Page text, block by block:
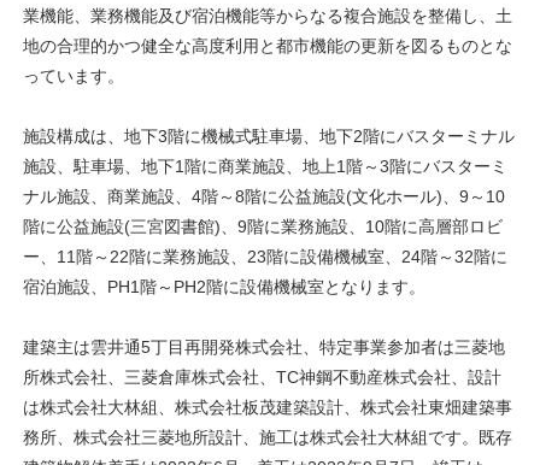
業機能、業務機能及び宿泊機能等からなる複合施設を整備し、土
地の合理的かつ健全な高度利用と都市機能の更新を図るものとな
っています。
施設構成は、地下3階に機械式駐車場、地下2階にバスターミナル
施設、駐車場、地下1階に商業施設、地上1階～3階にバスターミ
ナル施設、商業施設、4階～8階に公益施設(文化ホール)、9～10
階に公益施設(三宮図書館)、9階に業務施設、10階に高層部ロビ
ー、11階～22階に業務施設、23階に設備機械室、24階～32階に
宿泊施設、PH1階～PH2階に設備機械室となります。
建築主は雲井通5丁目再開発株式会社、特定事業参加者は三菱地
所株式会社、三菱倉庫株式会社、TC神鋼不動産株式会社、設計
は株式会社大林組、株式会社板茂建築設計、株式会社東畑建築事
務所、株式会社三菱地所設計、施工は株式会社大林組です。既存